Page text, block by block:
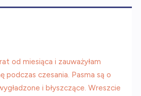
od miesiąca i zauważyłam
podczas czesania. Pasma są o
i błyszczące. Wreszcie